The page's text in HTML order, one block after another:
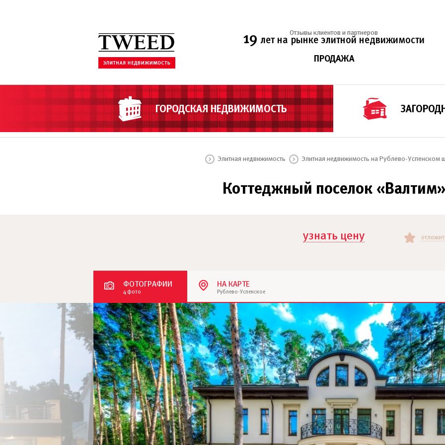
19 лет на рынке элитной недвижимости
Отзывы клиентов и партнеров
ПРОДАЖА
ГОРОДСКАЯ НЕДВИЖИМОСТЬ
Элитная недвижимость Элитная недвижимость на Рублево-Успенском
Коттеджный поселок «Валтим»
узнать цену
ФОТОГРАФИИ
4 фото
НА КАРТЕ
Рублево-Успенское